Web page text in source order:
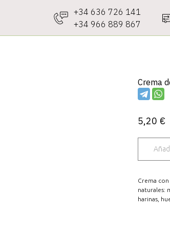
+34 636 726 141
+34 966 889 867
Crema
5,20 €
Crema
naturales:
harinas,